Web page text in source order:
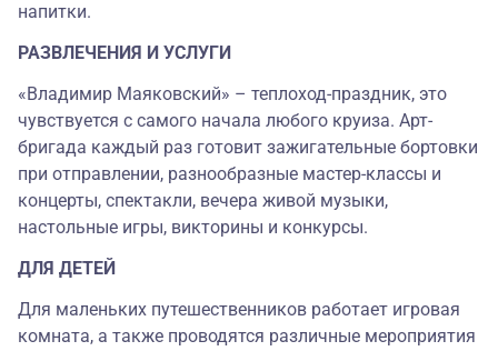
напитки.
РАЗВЛЕЧЕНИЯ И УСЛУГИ
«Владимир Маяковский» – теплоход-праздник, это
чувствуется с самого начала любого круиза. Арт-
бригада каждый раз готовит зажигательные бортовки
при отправлении, разнообразные мастер-классы и
концерты, спектакли, вечера живой музыки,
настольные игры, викторины и конкурсы.
ДЛЯ ДЕТЕЙ
Для маленьких путешественников работает игровая
комната, а также проводятся различные мероприятия